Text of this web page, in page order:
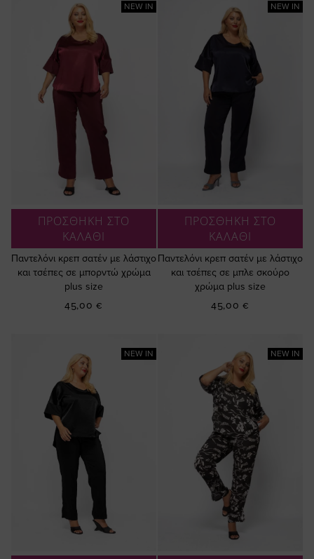
NEW IN
ΠΡΟΣΘΗΚΗ ΣΤΟ
ΚΑΛΑΘΙ
Παντελόνι κρεπ σατέν με λάστιχο
και τσέπες σε μπορντώ χρώμα
plus size
45,00 €
NEW IN
ΠΡΟΣΘΗΚΗ ΣΤΟ
ΚΑΛΑΘΙ
Παντελόνι κρεπ σατέν με λάστιχο
και τσέπες σε μπλε σκούρο
χρώμα plus size
45,00 €
NEW IN NEW IN